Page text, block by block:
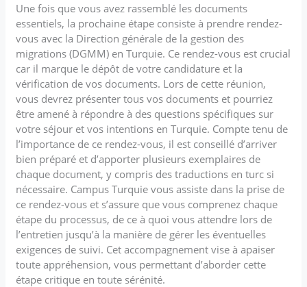
Une fois que vous avez rassemblé les documents
essentiels, la prochaine étape consiste à prendre rendez-
vous avec la Direction générale de la gestion des
migrations (DGMM) en Turquie. Ce rendez-vous est crucial
car il marque le dépôt de votre candidature et la
vérification de vos documents. Lors de cette réunion,
vous devrez présenter tous vos documents et pourriez
être amené à répondre à des questions spécifiques sur
votre séjour et vos intentions en Turquie. Compte tenu de
l’importance de ce rendez-vous, il est conseillé d’arriver
bien préparé et d’apporter plusieurs exemplaires de
chaque document, y compris des traductions en turc si
nécessaire. Campus Turquie vous assiste dans la prise de
ce rendez-vous et s’assure que vous comprenez chaque
étape du processus, de ce à quoi vous attendre lors de
l’entretien jusqu’à la manière de gérer les éventuelles
exigences de suivi. Cet accompagnement vise à apaiser
toute appréhension, vous permettant d’aborder cette
étape critique en toute sérénité.